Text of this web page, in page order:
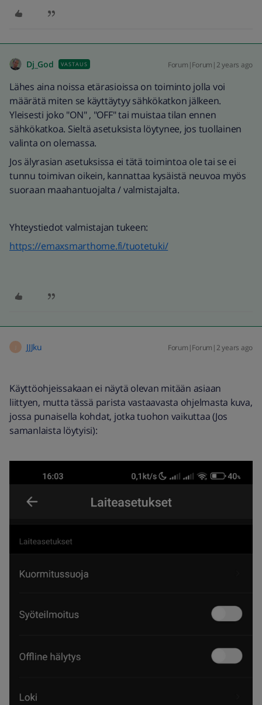
Dj_God VASTAUS Forum|Forum|2 years ago
Lähes aina noissa etärasioissa on toiminto jolla voi
määrätä miten se käyttäytyy sähkökatkon jälkeen.
Yleisesti joko "ON" , "OFF" tai muistaa tilan ennen
sähkökatkoa. Sieltä asetuksista löytynee, jos tuollainen
valinta on olemassa.
Jos älyrasian asetuksissa ei tätä toimintoa ole tai se ei
tunnu toimivan oikein, kannattaa kysäistä neuvoa myös
suoraan maahantuojalta / valmistajalta.
Yhteystiedot valmistajan tukeen:
https://emaxsmarthome.fi/tuotetuki/
JJJku Forum|Forum|2 years ago
Käyttöohjeissakaan ei näytä olevan mitään asiaan
liittyen, mutta tässä parista vastaavasta ohjelmasta kuva,
jossa punaisella kohdat, jotka tuohon vaikuttaa (Jos
samanlaista löytyisi):